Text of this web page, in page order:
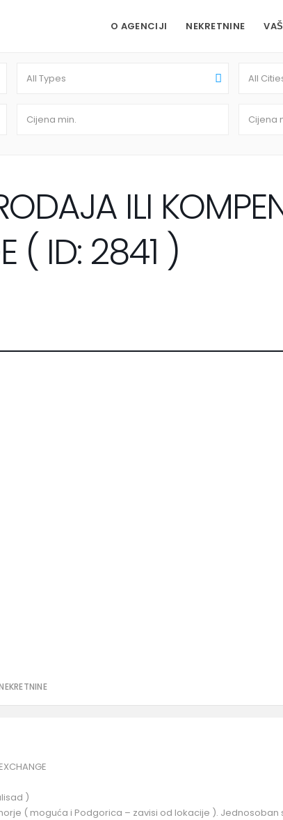
O AGENCIJI NEKRETNINE
All Types All
ILI
( ID: 2841 )
)
( moguća i Podgorica – zavisi od lokacije ). Jednosoban